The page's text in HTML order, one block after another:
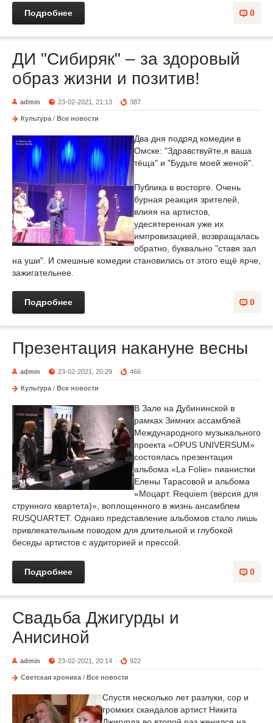
0
Подробнее
ДИ "Сибиряк" – за здоровый
образ жизни и позитив!
admin 23-02-2021, 21:13 387
Культура / Все новости
Два дня подряд комедии в
Омске: "Здравствуйте,я ваша
тёща" и "Будьте моей женой".
Публика в восторге. Очень
бурная реакция зрителей,
влияя на артистов,
удесятеренная уже их
импровизацией, возвращалась
обратно, буквально "ставя зал
на уши". И смешные комедии становились от этого ещё ярче,
зажигательнее.
0
Подробнее
Презентация накануне весны
admin 23-02-2021, 20:29 466
Культура / Все новости
В Зале на Дубининской в
рамках Зимних ассамблей
Международного музыкального
проекта «OPUS UNIVERSUM»
состоялась презентация
альбома «La Folie» пианистки
Елены Тарасовой и альбома
«Моцарт. Requiem (версия для
струнного квартета)», воплощенного в жизнь ансамблем
RUSQUARTET. Однако представление альбомов стало лишь
привлекательным поводом для длительной и глубокой
беседы артистов с аудиторией и прессой.
0
Подробнее
Свадьба Джигурды и
Анисиной
admin 23-02-2021, 20:14 922
Светская хроника / Все новости
Спустя несколько лет разлуки, сор и
громких скандалов артист Никита